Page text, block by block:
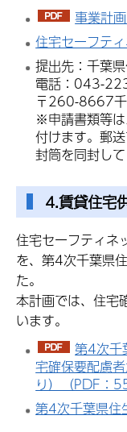
事業計
住宅セーフテ
提出先：千葉
電話：043-
〒260-8667千
※申請書類等
付けます。郵
封筒を同封して
4.賃貸住宅
住宅セーフティネ
を、第4次千葉県
た。
本計画では、住宅
います。
第4次
宅確保要配慮
り）（PDF：
第4次千葉県住